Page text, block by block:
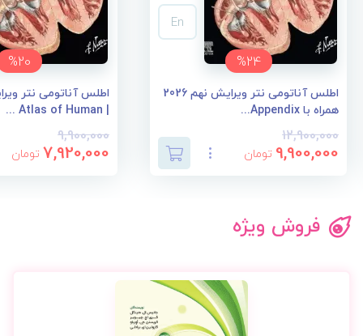
%24
En
اطلس آناتومی نتر ویرایش نهم 2026
همراه با Appendix...
12,900,000
9,900,000 تومان
%20
| Atlas of Human ...
9,900,000
7,920,000 تومان
فروش ویژه